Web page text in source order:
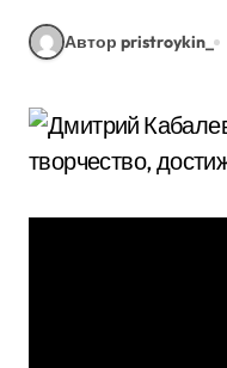
Автор pristroykin_